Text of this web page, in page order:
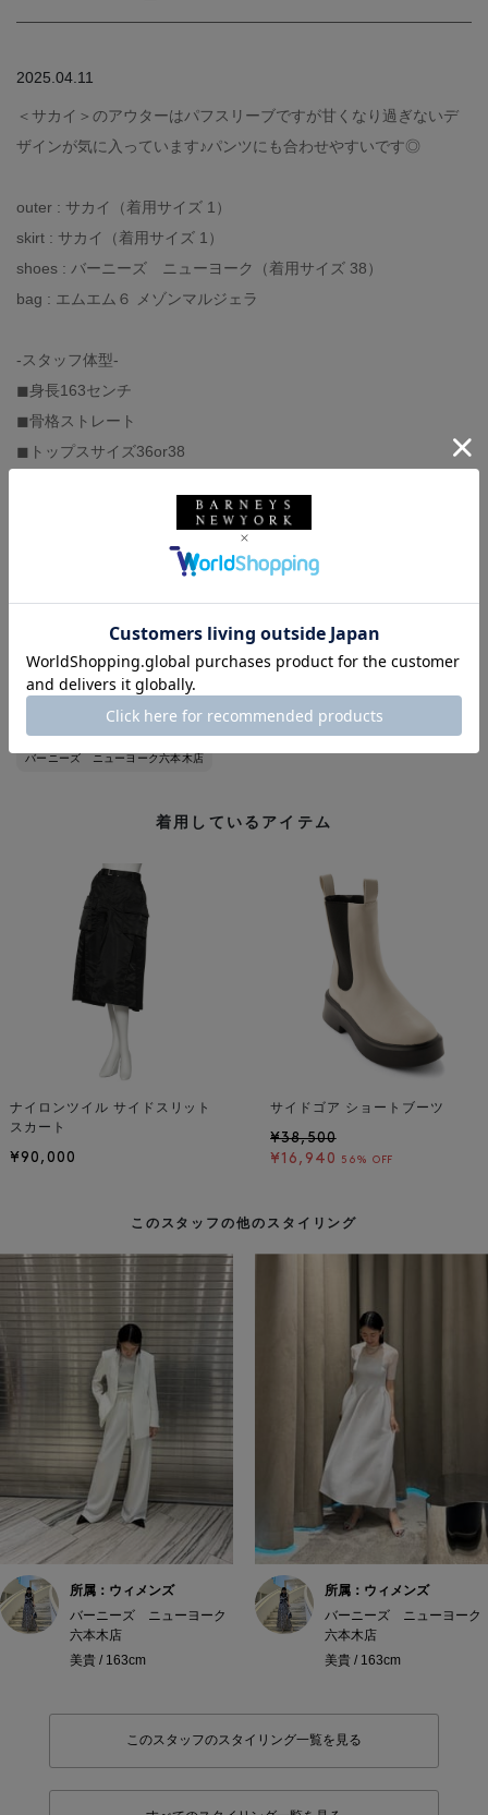
2025.04.11
＜サカイ＞のアウターはパフスリーブですが甘くなり過ぎないデ
ザインが気に入っています♪パンツにも合わせやすいです◎
outer : サカイ（着用サイズ 1）
skirt : サカイ（着用サイズ 1）
shoes : バーニーズ ニューヨーク（着用サイズ 38）
bag : エムエム６ メゾンマルジェラ
-スタッフ体型-
◼︎身長163センチ
◼︎骨格ストレート
◼︎トップスサイズ36or38
◼︎足の甲は低く、幅狭、人差し指が長い
◼︎パンプスサイズ38〜39
◼︎スニーカーサイズ25or25.5
エムエム６ メゾン マルジェラ MM6 MAISON MARGIELA サカイ SACAI
ウィメンズウェア アウター
骨格ストレート デイリー 旅行
バーニーズ ニューヨーク六本木店
着用しているアイテム
ナイロンツイル サイドスリット
スカート
¥90,000
サイドゴア ショートブーツ
¥38,500
¥16,940
56% OFF
このスタッフの他のスタイリング
所属：ウィメンズ
バーニーズ ニューヨーク
六本木店
美貴 / 163cm
所属：ウィメンズ
バーニーズ ニューヨーク
六本木店
美貴 / 163cm
このスタッフのスタイリング一覧を見る